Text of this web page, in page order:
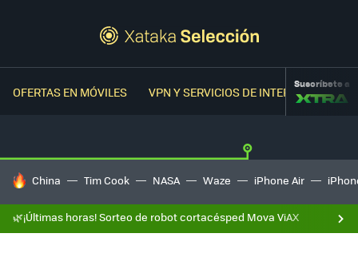
OFERTAS EN MÓVILES VPN Y SERVICIOS DE INTERNETSuscríbete a
HOY SE HABLA DE
China Tim Cook NASA Waze iPhone Air
🌿¡Últimas horas! Sorteo de robot cortacésped Mova ViAX